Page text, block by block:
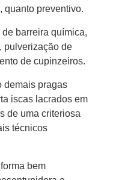
quanto preventivo.
barreira química,
pulverização de
de cupinzeiros.
demais pragas
iscas lacrados em
de uma criteriosa
técnicos
bem